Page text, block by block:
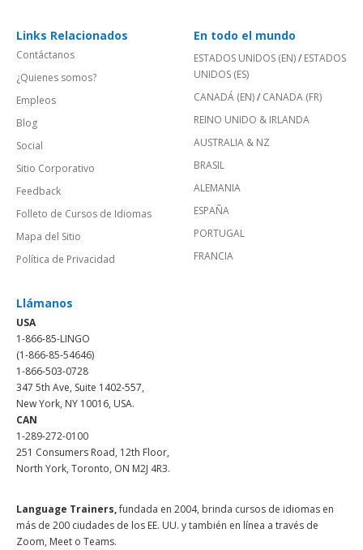
Links Relacionados
Contáctanos
¿Quienes somos?
Empleos
Blog
Social
Sitio Corporativo
Feedback
Folleto de Cursos de Idiomas
Mapa del Sitio
Política de Privacidad
En todo el mundo
ESTADOS UNIDOS (EN)/ ESTADOS
UNIDOS (ES)
CANADÁ (EN)/ CANADA (FR)
REINO UNIDO & IRLANDA
AUSTRALIA & NZ
BRASIL
ALEMANIA
ESPAÑA
PORTUGAL
FRANCIA
Llámanos
USA
1-866-85-LINGO
(1-866-85-54646)
1-866-503-0728
347 5th Ave, Suite 1402-557,
New York, NY 10016, USA.
CAN
1-289-272-0100
251 Consumers Road, 12th Floor,
North York, Toronto, ON M2J 4R3.
Language Trainers,fundada en 2004, brinda cursos de idiomas en
más de 200 ciudades de los EE. UU. y también en línea a través de
Zoom, Meet o Teams.